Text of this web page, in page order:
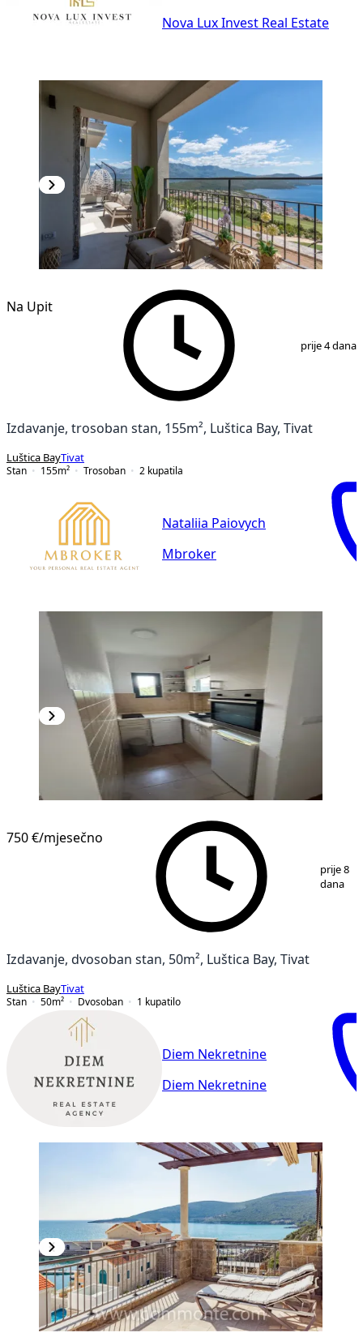
Nova Lux Invest Real Estate
Na Upit
prije 4 dana
Izdavanje, trosoban stan, 155m², Luštica Bay, Tivat
Luštica BayTivat
Stan
155m² Trosoban 2 kupatila
Nataliia Paiovych
Mbroker
750 €/mjesečno
prije 8
dana
Izdavanje, dvosoban stan, 50m², Luštica Bay, Tivat
Luštica BayTivat
Stan
50m² Dvosoban 1 kupatilo
Diem Nekretnine
Diem Nekretnine